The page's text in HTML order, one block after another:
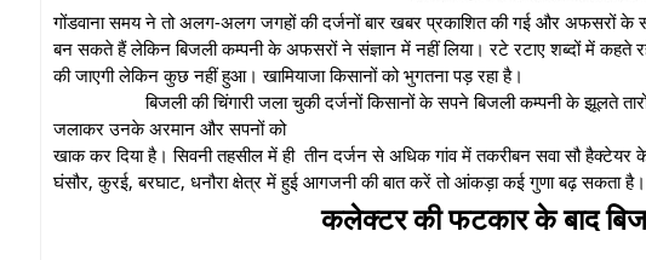
गोंडवाना समय ने तो अलग-अलग जगहों की दर्जनों बार खबर प्रकाशित की गई और अफसरों के
बन सकते हैं लेकिन बिजली कम्पनी के अफसरों ने संज्ञान में नहीं लिया। रटे रटाए शब्दों में कहते
की जाएगी लेकिन कुछ नहीं हुआ। खामियाजा किसानों को भुगतना पड़ रहा है।
बिजली की चिंगारी जला चुकी दर्जनों किसानों के सपने बिजली कम्पनी के झूलते तारों
जलाकर उनके अरमान और सपनों को
खाक कर दिया है। सिवनी तहसील में ही तीन दर्जन से अधिक गांव में तकरीबन सवा सौ
घंसौर, कुरई, बरघाट, धनौरा क्षेत्र में हुई आगजनी की बात करें तो आंकड़ा कई गुणा बढ़ सकता है।
कलेक्टर की फटकार के बाद